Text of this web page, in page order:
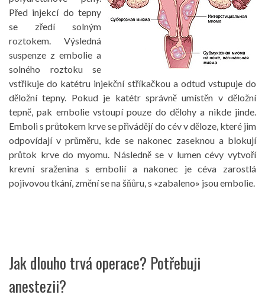
Před injekcí do tepny
se zředí solným
roztokem. Výsledná
suspenze z embolie a
solného roztoku se
vstřikuje do katétru injekční stříkačkou a odtud vstupuje do
děložní tepny. Pokud je katétr správně umístěn v děložní
tepně, pak embolie vstoupí pouze do dělohy a nikde jinde.
Emboli s průtokem krve se přivádějí do cév v děloze, které jim
odpovídají v průměru, kde se nakonec zaseknou a blokují
průtok krve do myomu. Následně se v lumen cévy vytvoří
krevní sraženina s embolií a nakonec je céva zarostlá
pojivovou tkání, změní se na šňůru, s «zabaleno» jsou embolie.
Jak dlouho trvá operace? Potřebuji
anestezii?